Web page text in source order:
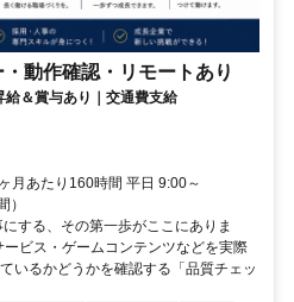
動作確認・リモートあり
＆賞与あり｜交通費支給
月あたり160時間 平日 9:00～
）
する、その第一歩がここにありま
ビス・ゲームコンテンツなどを実際
いるかどうかを確認する「品質チェッ